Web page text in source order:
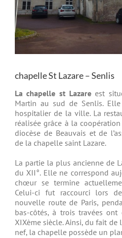
chapelle St Lazare – Senlis
La chapelle st Lazare est
Martin au sud de Senlis.
hospitalier de la ville. La
réalisée grâce à la
diocèse de Beauvais et de
de la chapelle saint Lazare.
La partie la plus ancienne de
du XII°. Elle ne correspond
chœur se termine
Celui-ci fut raccourci lors
nouvelle route de Paris,
bas-côtés, à trois travées
XIXème siècle. Ainsi, du fait
nef, la chapelle possède un